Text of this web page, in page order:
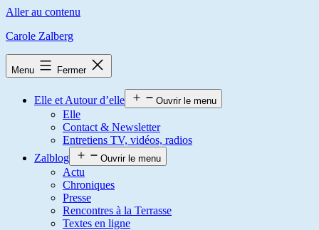
Aller au contenu
Carole Zalberg
Menu Fermer
Elle et Autour d’elle Ouvrir le menu
Elle
Contact & Newsletter
Entretiens TV, vidéos, radios
Zalblog
Ouvrir le menu
Actu
Chroniques
Presse
Rencontres à la Terrasse
Textes en ligne